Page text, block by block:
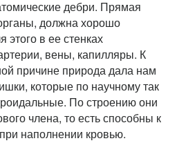
дебри. Прямая
должна хорошо
этого в ее стенках
вены, капилляры. К
причине природа дала нам
которые по научному так
По строению они
члена, то есть способны к
наполнении кровью.